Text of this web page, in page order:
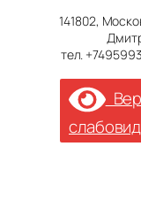
141802,
тел.